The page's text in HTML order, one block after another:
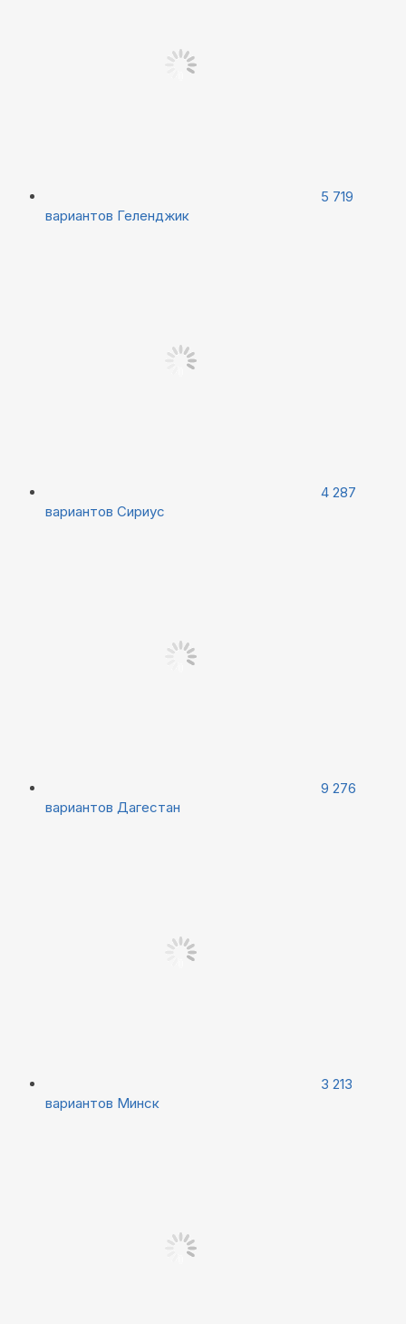
5 719
вариантов Геленджик
4 287
вариантов Сириус
9 276
вариантов Дагестан
3 213
вариантов Минск